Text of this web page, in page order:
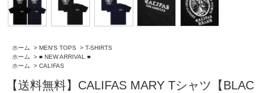
ホーム > MEN'S TOPS > T-SHIRTS
ホーム
> ■ NEW ARRIVAL ■
ホーム
> CALIFAS
【送料無料】CALIFAS MARY Tシャツ【BLAC